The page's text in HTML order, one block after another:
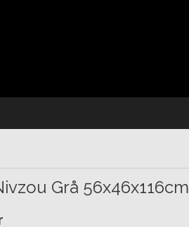
Grå 56x46x116cm